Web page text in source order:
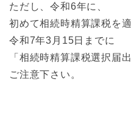
ただし、令和6年に、
初めて相続時精算課税を
令和7年3月15日までに
「相続時精算課税選択届
ご注意下さい。